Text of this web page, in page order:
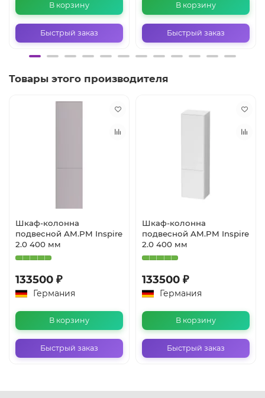
В корзину
Быстрый заказ
В корзину
Быстрый заказ
Товары этого производителя
Шкаф-колонна
подвесной AM.PM Inspire
2.0 400 мм
133500 ₽
Германия
В корзину
Быстрый заказ
Шкаф-колонна
подвесной AM.PM Inspire
2.0 400 мм
133500 ₽
Германия
В корзину
Быстрый заказ